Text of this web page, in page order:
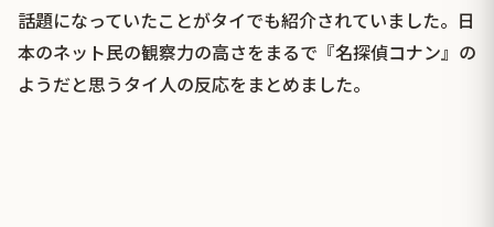
話題になっていたことがタイでも紹介されていました。日
本のネット民の観察力の高さをまるで『名探偵コナン』の
ようだと思うタイ人の反応をまとめました。